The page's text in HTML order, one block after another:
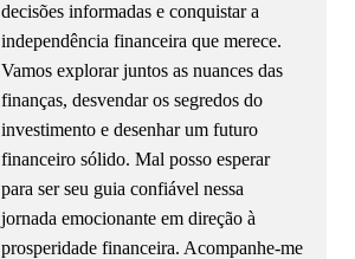
decisões informadas e conquistar a
independência financeira que merece.
Vamos explorar juntos as nuances das
finanças, desvendar os segredos do
investimento e desenhar um futuro
financeiro sólido. Mal posso esperar
para ser seu guia confiável nessa
jornada emocionante em direção à
prosperidade financeira. Acompanhe-me